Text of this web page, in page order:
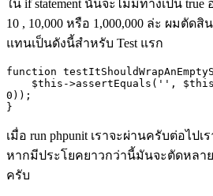
ใน if statement นั้นจะไม่มีทางเป็น true
10 , 10,000 หรือ 1,000,000 ล่ะ ผมตัดสิ
แทนเป็นดังนี้สำหรับ Test แรก
function
$this->assertEquals('', $this-
0));
เมื่อ run phpunit เราจะผ่านครับต่อไปเ
หากมีประโยคยาวกว่านี้มันจะตัดหลา
ครับ